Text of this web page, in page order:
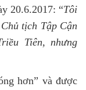
20.6.2017: “Tôi
tịch Tập Cận
Tiên, nhưng
hơn” và được